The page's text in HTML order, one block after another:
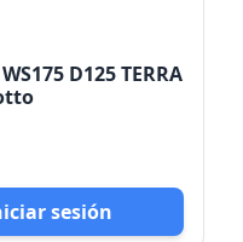
D125 TERRA
sesión